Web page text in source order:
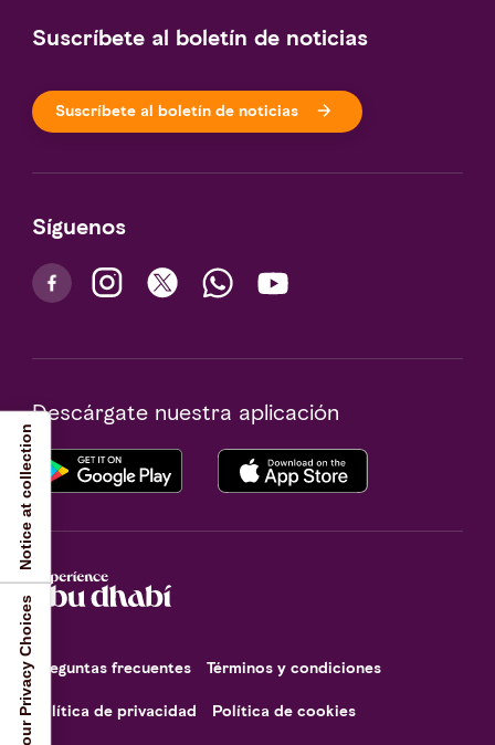
Suscríbete al boletín de noticias
Suscríbete al boletín de noticias
Síguenos
Descárgate nuestra aplicación
Preguntas frecuentes Términos y condiciones
Política de privacidad Política de cookies
Your Privacy Choices
Notice at collection